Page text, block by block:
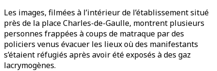
Les images, filmées à l’intérieur de l’établissement situé
près de la place Charles-de-Gaulle, montrent plusieurs
personnes frappées à coups de matraque par des
policiers venus évacuer les lieux où des manifestants
s’étaient réfugiés après avoir été exposés à des gaz
lacrymogènes.